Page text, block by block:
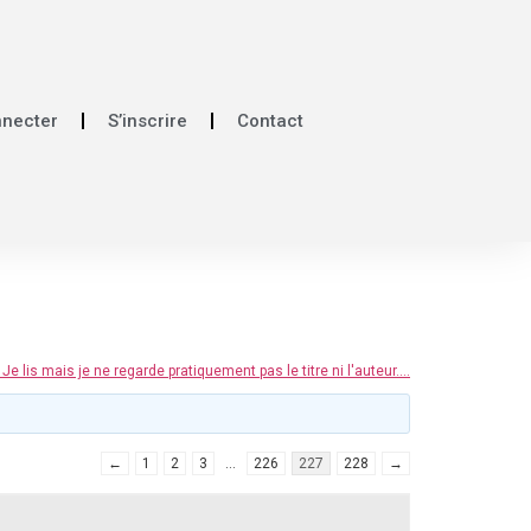
S’inscrire Contact
lis mais je ne regarde pratiquement pas le titre ni l'auteur....
← 1 2 3 … 226 227 228 →